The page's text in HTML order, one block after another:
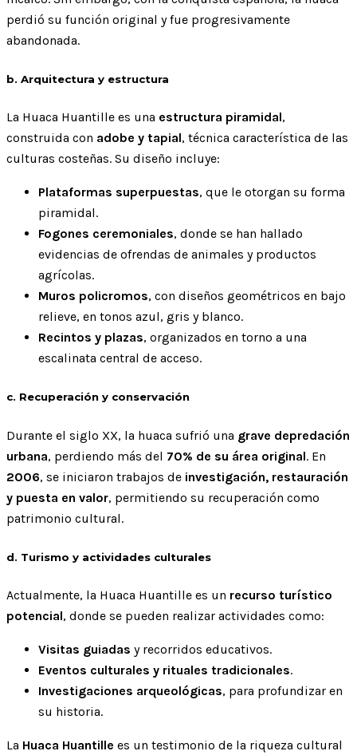
perdió su función original y fue progresivamente
abandonada.
b. Arquitectura y estructura
La Huaca Huantille es una estructura piramidal,
construida con adobe y tapial, técnica característica de las
culturas costeñas. Su diseño incluye:
Plataformas superpuestas, que le otorgan su forma
piramidal.
Fogones ceremoniales, donde se han hallado
evidencias de ofrendas de animales y productos
agrícolas.
Muros policromos, con diseños geométricos en bajo
relieve, en tonos azul, gris y blanco.
Recintos y plazas, organizados en torno a una
escalinata central de acceso.
c. Recuperación y conservación
Durante el siglo XX, la huaca sufrió una grave depredación
urbana, perdiendo más del 70% de su área original. En
2006, se iniciaron trabajos de investigación, restauración
y puesta en valor, permitiendo su recuperación como
patrimonio cultural.
d. Turismo y actividades culturales
Actualmente, la Huaca Huantille es un recurso turístico
potencial, donde se pueden realizar actividades como:
Visitas guiadas y recorridos educativos.
Eventos culturales y rituales tradicionales.
Investigaciones arqueológicas, para profundizar en
su historia.
La Huaca Huantille es un testimonio de la riqueza cultural